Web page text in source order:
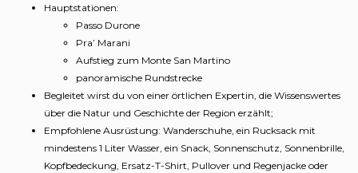
Hauptstationen:
Passo Durone
Pra’ Marani
Aufstieg zum Monte San Martino
panoramische Rundstrecke
Begleitet wirst du von einer örtlichen Expertin, die Wissenswertes
über die Natur und Geschichte der Region erzählt;
Empfohlene Ausrüstung: Wanderschuhe, ein Rucksack mit
mindestens 1 Liter Wasser, ein Snack, Sonnenschutz, Sonnenbrille,
Kopfbedeckung, Ersatz-T-Shirt, Pullover und Regenjacke oder